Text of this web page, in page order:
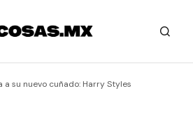
a su nuevo cuñado: Harry Styles